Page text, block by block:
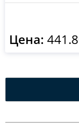
Цена: